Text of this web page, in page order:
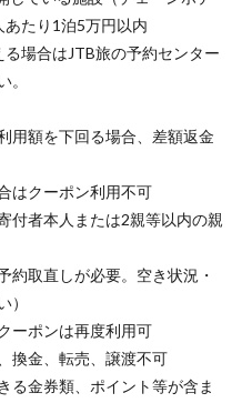
たり1泊5万円以内
場合はJTB旅の予約センター
。
用額を下回る場合、差額返金
はクーポン利用不可
付者本人または2親等以内の親
約取直しが必要。空き状況・
）
ーポンは再度利用可
換金、転売、譲渡不可
る金券類、ポイント等が含ま